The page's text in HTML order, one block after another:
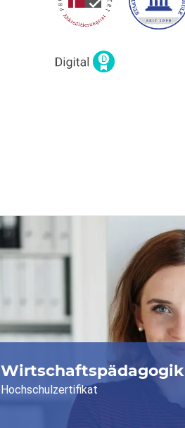
Wirtschaftspädagogik
Hochschulzertifikat